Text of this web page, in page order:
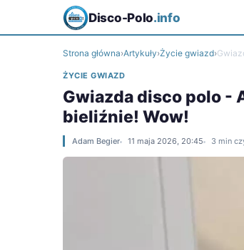
Disco-Polo.info
Strona główna›Artykuły›Życie gwiazd›
ŻYCIE GWIAZD
Gwiazda disco polo -
bieliźnie! Wow!
Adam Begier 11 maja 2026, 20:45 3 min